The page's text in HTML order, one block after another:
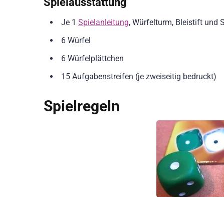
Je 1 Spielanleitung, Würfelturm, Bleistift und
6 Würfel
6 Würfelplättchen
15 Aufgabenstreifen (je zweiseitig bedruckt)
Spielregeln